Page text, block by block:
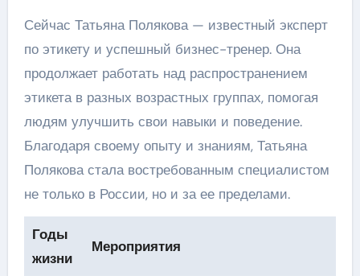
Сейчас Татьяна Полякова — известный эксперт
по этикету и успешный бизнес-тренер. Она
продолжает работать над распространением
этикета в разных возрастных группах, помогая
людям улучшить свои навыки и поведение.
Благодаря своему опыту и знаниям, Татьяна
Полякова стала востребованным специалистом
не только в России, но и за ее пределами.
Годы
жизни
Мероприятия